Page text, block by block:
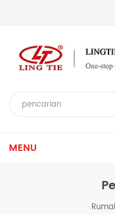
MENU